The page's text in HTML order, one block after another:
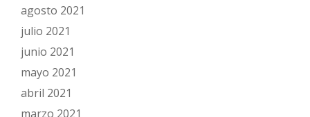
agosto 2021
julio 2021
junio 2021
mayo 2021
abril 2021
marzo 2021